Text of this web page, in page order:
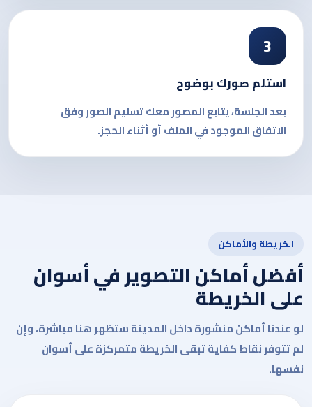
3
استلم صورك بوضوح
بعد الجلسة، يتابع المصور معك تسليم الصور وفق
الاتفاق الموجود في الملف أو أثناء الحجز.
الخريطة والأماكن
أفضل أماكن التصوير في أسوان
على الخريطة
لو عندنا أماكن منشورة داخل المدينة ستظهر هنا مباشرة، وإن
لم تتوفر نقاط كفاية تبقى الخريطة متمركزة على أسوان
نفسها.